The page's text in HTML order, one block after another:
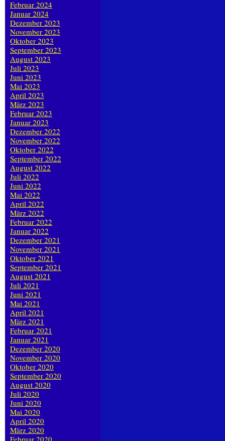
Februar 2024
Januar 2024
Dezember 2023
November 2023
Oktober 2023
September 2023
August 2023
Juli 2023
Juni 2023
Mai 2023
April 2023
März 2023
Februar 2023
Januar 2023
Dezember 2022
November 2022
Oktober 2022
September 2022
August 2022
Juli 2022
Juni 2022
Mai 2022
April 2022
März 2022
Februar 2022
Januar 2022
Dezember 2021
November 2021
Oktober 2021
September 2021
August 2021
Juli 2021
Juni 2021
Mai 2021
April 2021
März 2021
Februar 2021
Januar 2021
Dezember 2020
November 2020
Oktober 2020
September 2020
August 2020
Juli 2020
Juni 2020
Mai 2020
April 2020
März 2020
Februar 2020